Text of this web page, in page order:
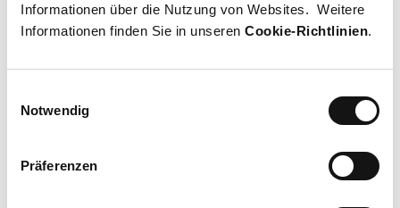
Informationen über die Nutzung von Websites. Weitere
Informationen finden Sie in unseren Cookie-Richtlinien.
Notwendig
Präferenzen
Lageplan
Charmante Weinbar und Weinhandlung in historischem
Gebäude in der Weiten Gasse in Baden und jetzt im Sihlcity
Zürich. In charmanten Räumen mit tollem Ambiente findest Du
alles um die Begriffe „Pane e Vino“.